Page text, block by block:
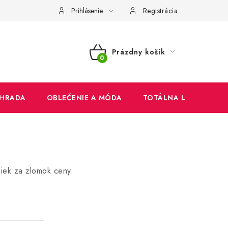
Ochrana osobných údajov Reklamačný poriadok
Prihlásenie Registrácia
NÁKUPNÝ
Prázdny košík
OBLEČENIE A MÓDA TOTÁLNA LIKVIDÁCIA
za zlomok ceny.